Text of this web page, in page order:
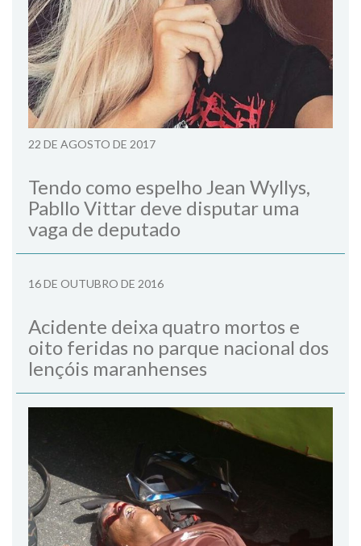
22 DE AGOSTO DE 2017
Tendo como espelho Jean Wyllys,
Pabllo Vittar deve disputar uma
vaga de deputado
16 DE OUTUBRO DE 2016
Acidente deixa quatro mortos e
oito feridas no parque nacional dos
lençóis maranhenses